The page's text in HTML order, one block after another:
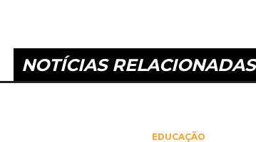
NOTÍCIAS RELACIONADAS
EDUCAÇÃO